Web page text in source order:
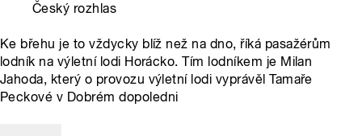
Český rozhlas
Ke břehu je to vždycky blíž než na dno, říká pasažérům
lodník na výletní lodi Horácko. Tím lodníkem je Milan
Jahoda, který o provozu výletní lodi vyprávěl Tamaře
Peckové v Dobrém dopoledni